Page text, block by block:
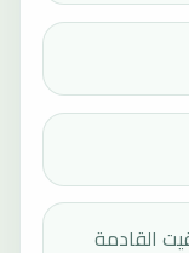
القادمة